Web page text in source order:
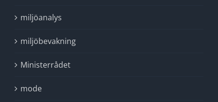
miljöanalys
miljöbevakning
Ministerrådet
mode